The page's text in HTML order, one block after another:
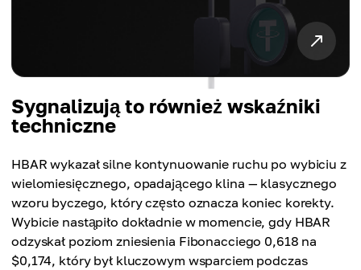
Sygnalizują to również wskaźniki
techniczne
HBAR wykazał silne kontynuowanie ruchu po wybiciu z
wielomiesięcznego, opadającego klina — klasycznego
wzoru byczego, który często oznacza koniec korekty.
Wybicie nastąpiło dokładnie w momencie, gdy HBAR
odzyskał poziom zniesienia Fibonacciego 0,618 na
$0,174, który był kluczowym wsparciem podczas